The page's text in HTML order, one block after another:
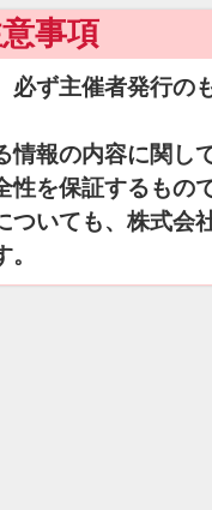
事項
ず主催者発行の
報の内容に関し
性を保証するもの
ついても、株式会